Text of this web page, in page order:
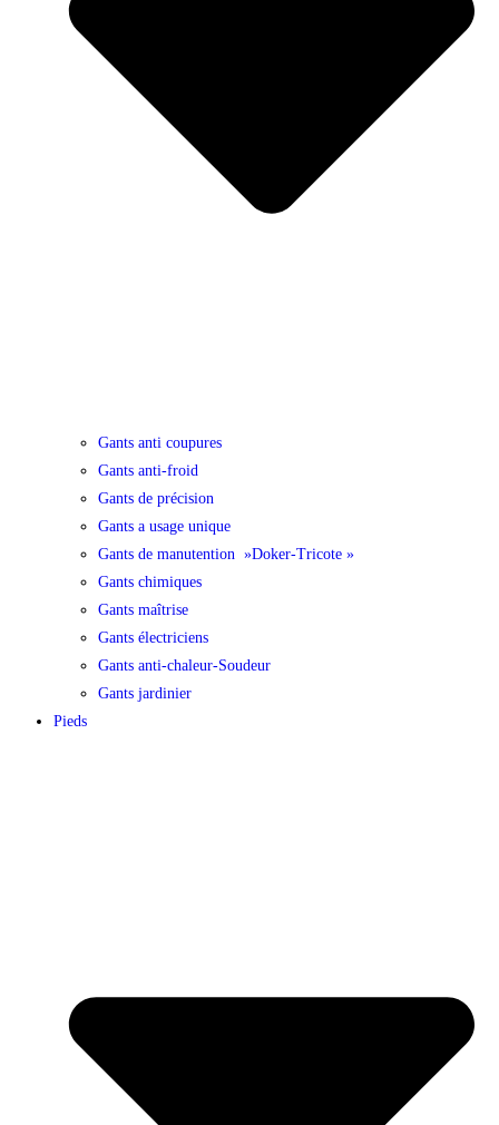
Gants anti coupures
Gants anti-froid
Gants de précision
Gants a usage unique
Gants de manutention »Doker-Tricote »
Gants chimiques
Gants maîtrise
Gants électriciens
Gants anti-chaleur-Soudeur
Gants jardinier
Pieds